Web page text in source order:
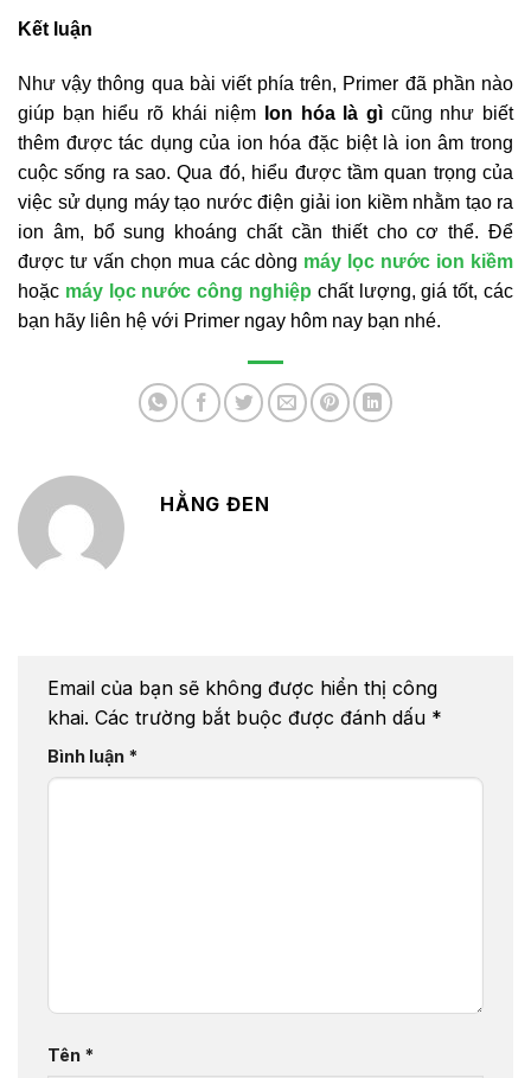
Kết luận
Như vậy thông qua bài viết phía trên, Primer đã phần nào
giúp bạn hiểu rõ khái niệm
Ion hóa là gì cũng như biết
thêm được tác dụng của ion hóa đặc biệt là ion âm trong
cuộc sống ra sao. Qua đó, hiểu được tầm quan trọng của
việc sử dụng máy tạo nước điện giải ion kiềm nhằm tạo ra
ion âm, bổ sung khoáng chất cần thiết cho cơ thể. Để
được tư vấn chọn mua các dòng máy lọc nước ion kiềm
hoặc máy lọc nước công nghiệp chất lượng, giá tốt, các
bạn hãy liên hệ với Primer ngay hôm nay bạn nhé.
HẰNG ĐEN
Email của bạn sẽ không được hiển thị công
khai. Các trường bắt buộc được đánh dấu *
Bình luận *
Tên *